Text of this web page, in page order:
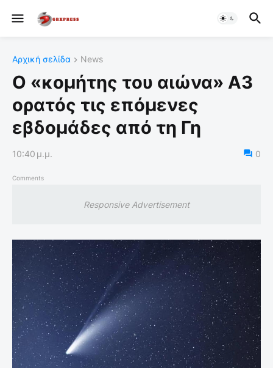
Αρχική σελίδα News
Ο «κομήτης του αιώνα» A3
ορατός τις επόμενες
εβδομάδες από τη Γη
10:40 μ.μ. 0
Comments
Responsive Advertisement